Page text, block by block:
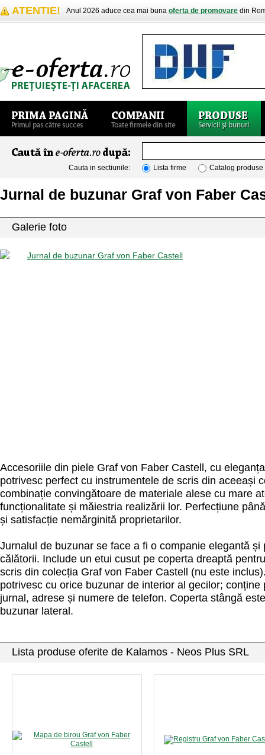
ATENTIE! Anul 2026 aduce cea mai buna oferta de promovare din
Cauta in sectiunile: Lista firme Catalog produse
Jurnal de buzunar Graf von Faber
Galerie foto
Accesoriile din piele Graf von Faber Castell, cu
potrivesc perfect cu instrumentele de scris din aceeași
combinație convingătoare de materiale alese cu mare
funcționalitate și măiestria realizării lor. Perfecțiune
și satisfacție nemărginită proprietarilor.
Jurnalul de buzunar se face a fi o companie elegantă și
călătorii. Include un etui cusut pe coperta dreaptă
scris din colecția Graf von Faber Castell (nu este
potrivesc cu orice buzunar de interior al gecilor; conține
jurnal, adrese și numere de telefon. Coperta stângă
buzunar lateral.
Lista produse oferite de Kalamos - Neos Plus SRL